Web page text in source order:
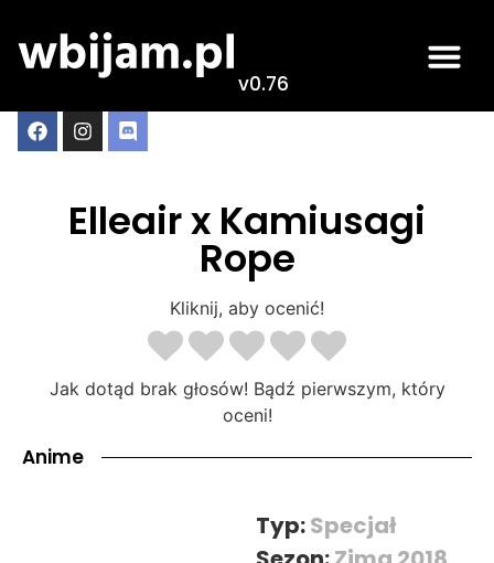
v0.76
Elleair x Kamiusagi
Rope
Kliknij, aby ocenić!
Jak dotąd brak głosów! Bądź pierwszym, który
oceni!
Anime
Typ:Specjał